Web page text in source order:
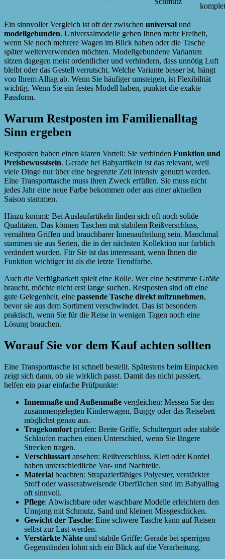
Ein sinnvoller Vergleich ist oft der zwischen universal und
modellgebunden. Universalmodelle geben Ihnen mehr Freiheit,
wenn Sie noch mehrere Wagen im Blick haben oder die Tasche
später weiterverwenden möchten. Modellgebundene Varianten
sitzen dagegen meist ordentlicher und verhindern, dass unnötig Luft
bleibt oder das Gestell verrutscht. Welche Variante besser ist, hängt
von Ihrem Alltag ab. Wenn Sie häufiger umsteigen, ist Flexibilität
wichtig. Wenn Sie ein festes Modell haben, punktet die exakte
Passform.
Warum Restposten im Familienalltag
Sinn ergeben
Restposten haben einen klaren Vorteil: Sie verbinden Funktion und
Preisbewusstsein. Gerade bei Babyartikeln ist das relevant, weil
viele Dinge nur über eine begrenzte Zeit intensiv genutzt werden.
Eine Transporttasche muss ihren Zweck erfüllen. Sie muss nicht
jedes Jahr eine neue Farbe bekommen oder aus einer aktuellen
Saison stammen.
Hinzu kommt: Bei Auslaufartikeln finden sich oft noch solide
Qualitäten. Das können Taschen mit stabilem Reißverschluss,
vernähten Griffen und brauchbarer Innenaufteilung sein. Manchmal
stammen sie aus Serien, die in der nächsten Kollektion nur farblich
verändert wurden. Für Sie ist das interessant, wenn Ihnen die
Funktion wichtiger ist als die letzte Trendfarbe.
Auch die Verfügbarkeit spielt eine Rolle. Wer eine bestimmte Größe
braucht, möchte nicht erst lange suchen. Restposten sind oft eine
gute Gelegenheit, eine passende Tasche direkt mitzunehmen,
bevor sie aus dem Sortiment verschwindet. Das ist besonders
praktisch, wenn Sie für die Reise in wenigen Tagen noch eine
Lösung brauchen.
Worauf Sie vor dem Kauf achten sollten
Eine Transporttasche ist schnell bestellt. Spätestens beim Einpacken
zeigt sich dann, ob sie wirklich passt. Damit das nicht passiert,
helfen ein paar einfache Prüfpunkte:
Innenmaße und Außenmaße vergleichen: Messen Sie den
zusammengelegten Kinderwagen, Buggy oder das Reisebett
möglichst genau aus.
Tragekomfort prüfen: Breite Griffe, Schultergurt oder stabile
Schlaufen machen einen Unterschied, wenn Sie längere
Strecken tragen.
Verschlussart ansehen: Reißverschluss, Klett oder Kordel
haben unterschiedliche Vor- und Nachteile.
Material beachten: Strapazierfähiges Polyester, verstärkter
Stoff oder wasserabweisende Oberflächen sind im Babyalltag
oft sinnvoll.
Pflege: Abwischbare oder waschbare Modelle erleichtern den
Umgang mit Schmutz, Sand und kleinen Missgeschicken.
Gewicht der Tasche: Eine schwere Tasche kann auf Reisen
selbst zur Last werden.
Verstärkte Nähte und stabile Griffe: Gerade bei sperrigen
Gegenständen lohnt sich ein Blick auf die Verarbeitung.